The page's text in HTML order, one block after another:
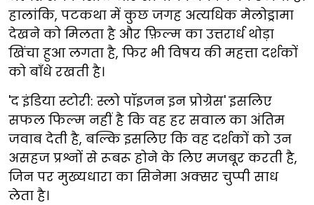
हालांकि, पटकथा में कुछ जगह अत्यधिक मेलोड्रामा
देखने को मिलता है और फ़िल्म का उत्तरार्ध थोड़ा
खिंचा हुआ लगता है, फिर भी विषय की महत्ता दर्शकों
को बाँधे रखती है।
'द इंडिया स्टोरी: स्लो पॉइजन इन प्रोग्रेस' इसलिए
सफल फिल्म नहीं है कि वह हर सवाल का अंतिम
जवाब देती है, बल्कि इसलिए कि वह दर्शकों को उन
असहज प्रश्नों से रूबरू होने के लिए मजबूर करती है,
जिन पर मुख्यधारा का सिनेमा अक्सर चुप्पी साध
लेता है।